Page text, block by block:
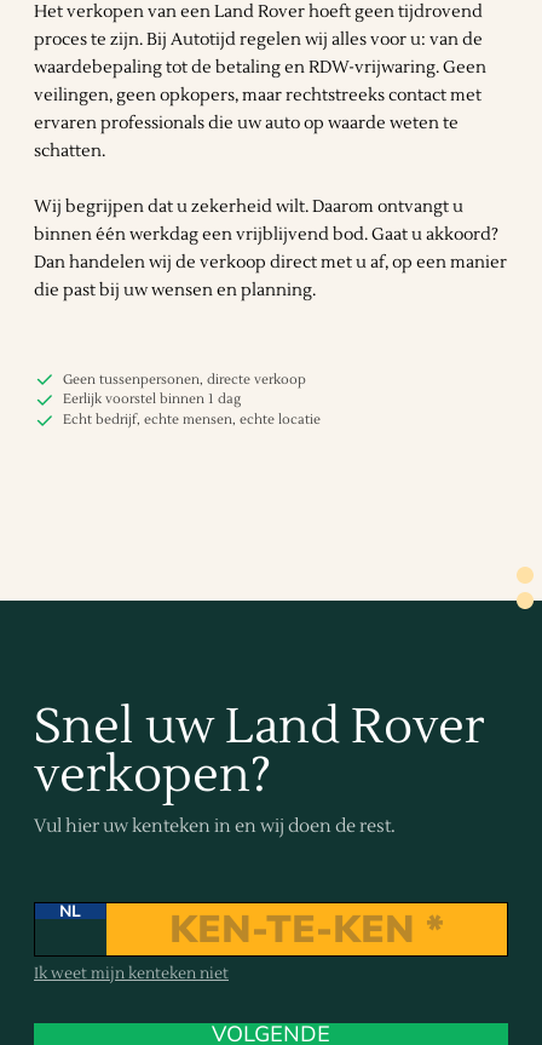
Het verkopen van een Land Rover hoeft geen tijdrovend
proces te zijn. Bij Autotijd regelen wij alles voor u: van de
waardebepaling tot de betaling en RDW-vrijwaring. Geen
veilingen, geen opkopers, maar rechtstreeks contact met
ervaren professionals die uw auto op waarde weten te
schatten.
Wij begrijpen dat u zekerheid wilt. Daarom ontvangt u
binnen één werkdag een vrijblijvend bod. Gaat u akkoord?
Dan handelen wij de verkoop direct met u af, op een manier
die past bij uw wensen en planning.
Geen tussenpersonen, directe verkoop
Eerlijk voorstel binnen 1 dag
Echt bedrijf, echte mensen, echte locatie
Snel uw Land Rover
verkopen?
Vul hier uw kenteken in en wij doen de rest.
NL
Ik weet mijn kenteken niet
VOLGENDE